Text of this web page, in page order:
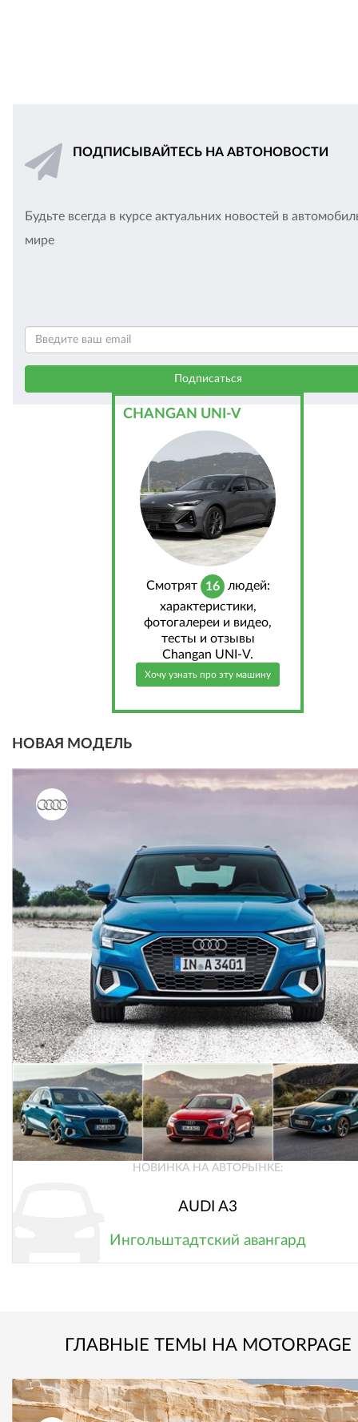
ПОДПИСЫВАЙТЕСЬ НА АВТОНОВОСТИ
Будьте всегда в курсе актуальних новостей в
мире
CHANGAN UNI-V
Cмотрят 16 людей:
характеристики,
фотогалереи и видео,
тесты и отзывы
Changan UNI-V.
Хочу узнать про эту машину
НОВАЯ МОДЕЛЬ
НОВИНКА НА АВТОРЫНКЕ:
AUDI A3
Ингольштадтский авангард
ГЛАВНЫЕ ТЕМЫ НА MOTORPAGE